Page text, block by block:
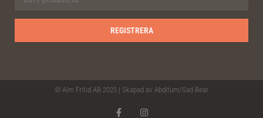
© Alm Fritid AB 2025 | Skapad av Abditum/Sad Bear